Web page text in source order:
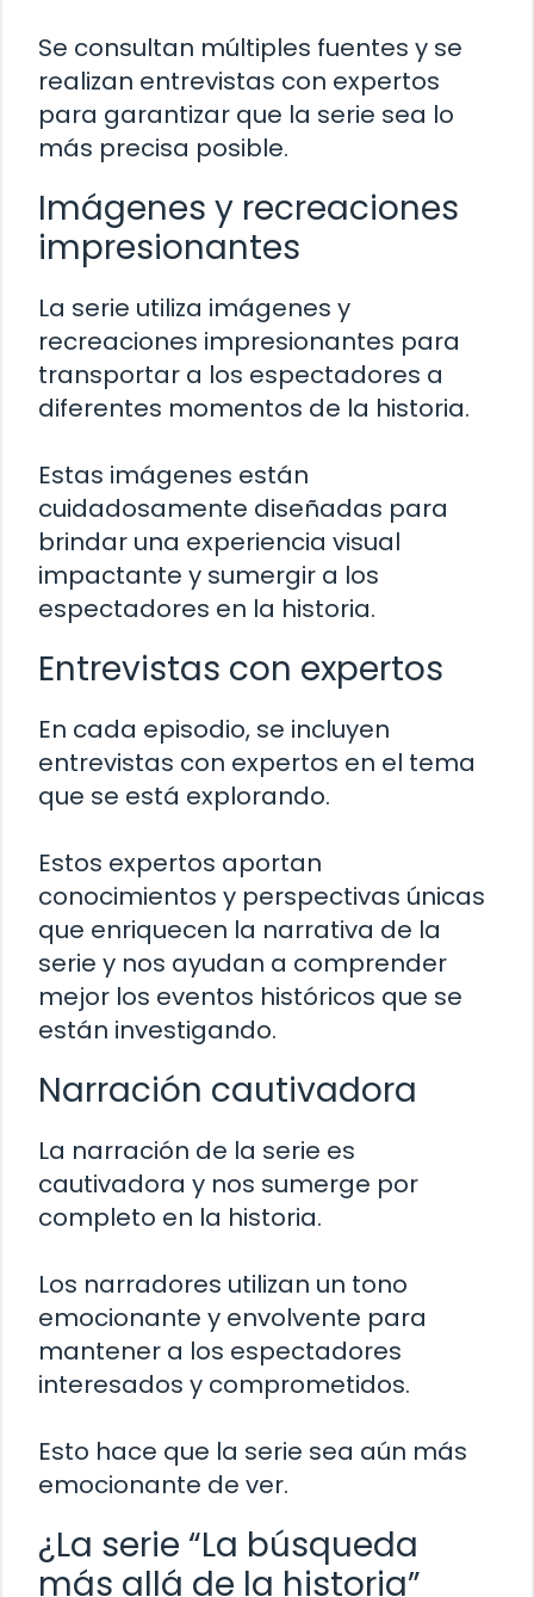
Se consultan múltiples fuentes y se
realizan entrevistas con expertos
para garantizar que la serie sea lo
más precisa posible.
Imágenes y recreaciones
impresionantes
La serie utiliza imágenes y
recreaciones impresionantes para
transportar a los espectadores a
diferentes momentos de la historia.
Estas imágenes están
cuidadosamente diseñadas para
brindar una experiencia visual
impactante y sumergir a los
espectadores en la historia.
Entrevistas con expertos
En cada episodio, se incluyen
entrevistas con expertos en el tema
que se está explorando.
Estos expertos aportan
conocimientos y perspectivas únicas
que enriquecen la narrativa de la
serie y nos ayudan a comprender
mejor los eventos históricos que se
están investigando.
Narración cautivadora
La narración de la serie es
cautivadora y nos sumerge por
completo en la historia.
Los narradores utilizan un tono
emocionante y envolvente para
mantener a los espectadores
interesados y comprometidos.
Esto hace que la serie sea aún más
emocionante de ver.
¿La serie “La búsqueda
más allá de la historia”